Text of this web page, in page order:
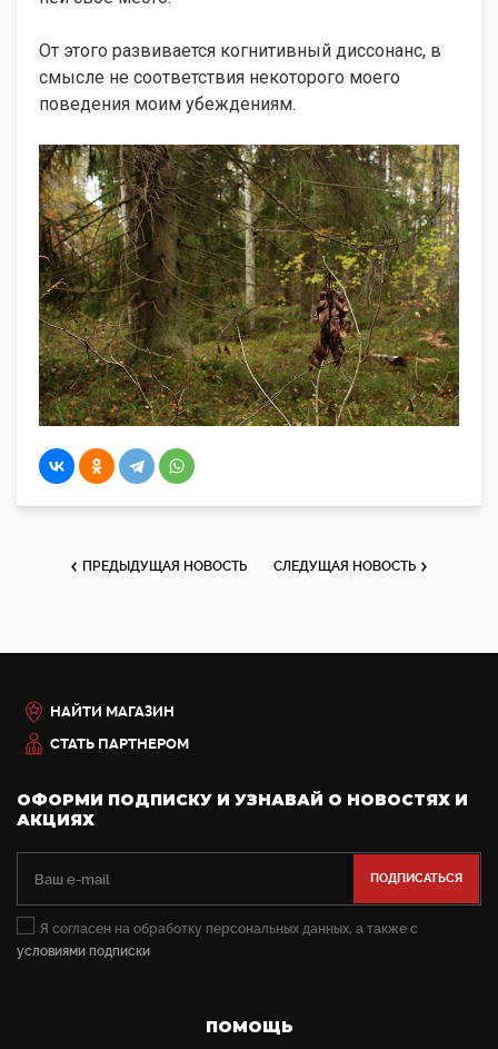
От этого развивается когнитивный диссонанс, в
смысле не соответствия некоторого моего
поведения моим убеждениям.
ПРЕДЫДУЩАЯ НОВОСТЬ СЛЕДУЩАЯ НОВОСТЬ
НАЙТИ МАГАЗИН
СТАТЬ ПАРТНЕРОМ
ОФОРМИ ПОДПИСКУ И УЗНАВАЙ О НОВОСТЯХ И
АКЦИЯХ
Я согласен на обработку персональных данных, а также с
условиями подписки
ПОМОЩЬ